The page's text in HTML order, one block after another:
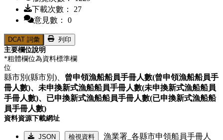
下載次數： 27
意見數： 0
DCAT 詞彙
列印
主要欄位說明
*粗體欄位為資料標準欄
位
縣市別(縣市別)、 曾申領漁船船員手冊人數(曾申領漁船船員手
冊人數)、 未申換新式漁船船員手冊人數(未申換新式漁船船員
手冊人數)、 已申換新式漁船船員手冊人數(已申換新式漁船船
員手冊人數)
資料資源下載網址
JSON 檢視資料
漁業署_各縣市申領船員手冊人